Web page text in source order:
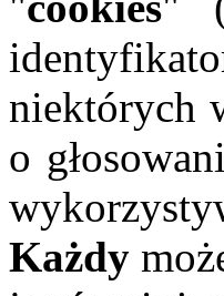
niektórych
o
Każdy